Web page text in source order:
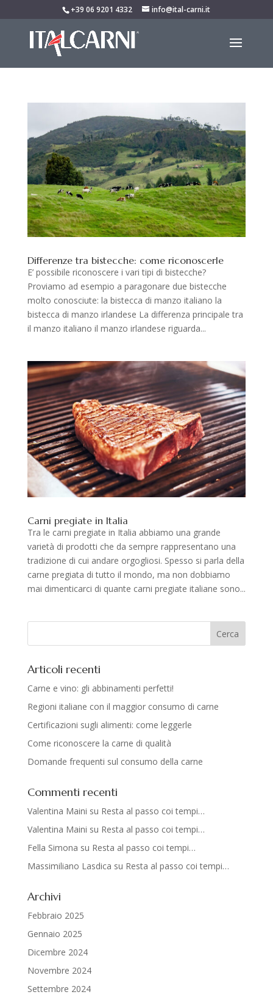
+39 06 9201 4332 info@ital-carni.it
Differenze tra bistecche: come riconoscerle
E’ possibile riconoscere i vari tipi di bistecche?
Proviamo ad esempio a paragonare due bistecche
molto conosciute: la bistecca di manzo italiano la
bistecca di manzo irlandese La differenza principale tra
il manzo italiano il manzo irlandese riguarda...
Carni pregiate in Italia
Tra le carni pregiate in Italia abbiamo una grande
varietà di prodotti che da sempre rappresentano una
tradizione di cui andare orgogliosi. Spesso si parla della
carne pregiata di tutto il mondo, ma non dobbiamo
mai dimenticarci di quante carni pregiate italiane sono...
Articoli recenti
Carne e vino: gli abbinamenti perfetti!
Regioni italiane con il maggior consumo di carne
Certificazioni sugli alimenti: come leggerle
Come riconoscere la carne di qualità
Domande frequenti sul consumo della carne
Commenti recenti
Valentina Maini su Resta al passo coi tempi…
Valentina Maini su Resta al passo coi tempi…
Fella Simona su Resta al passo coi tempi…
Massimiliano Lasdica su Resta al passo coi tempi…
Archivi
Febbraio 2025
Gennaio 2025
Dicembre 2024
Novembre 2024
Settembre 2024